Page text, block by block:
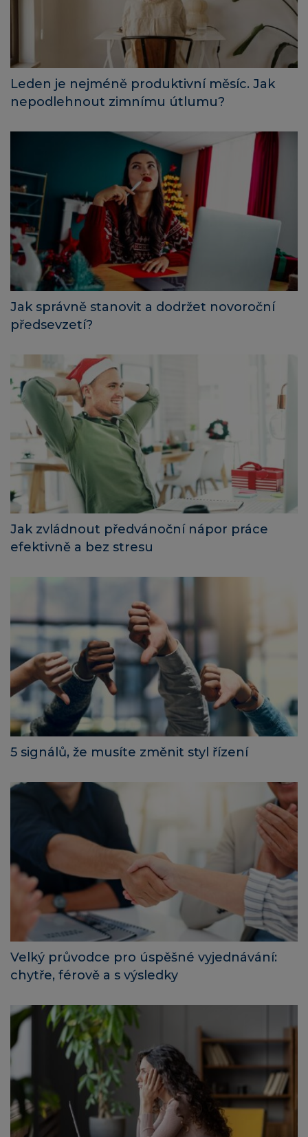
Leden je nejméně produktivní měsíc. Jak
nepodlehnout zimnímu útlumu?
Jak správně stanovit a dodržet novoroční
předsevzetí?
Jak zvládnout předvánoční nápor práce
efektivně a bez stresu
5 signálů, že musíte změnit styl řízení
Velký průvodce pro úspěšné vyjednávání:
chytře, férově a s výsledky